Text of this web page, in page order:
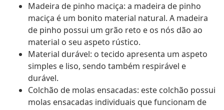
Madeira de pinho maciça: a madeira de pinho
maciça é um bonito material natural. A madeira
de pinho possui um grão reto e os nós dão ao
material o seu aspeto rústico.
Material durável: o tecido apresenta um aspeto
simples e liso, sendo também respirável e
durável.
Colchão de molas ensacadas: este colchão possui
molas ensacadas individuais que funcionam de